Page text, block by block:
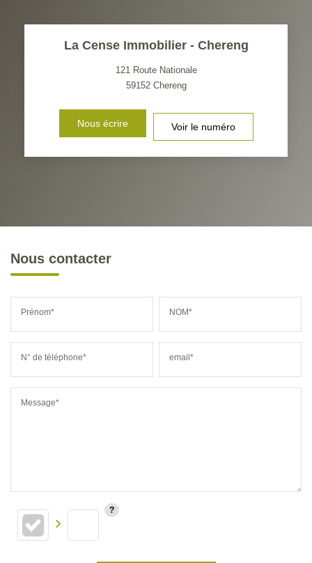
La Cense Immobilier - Chereng
121 Route Nationale
59152 Chereng
Nous écrire Voir le numéro
Nous contacter
Prénom* NOM*
N° de téléphone* email*
Message*